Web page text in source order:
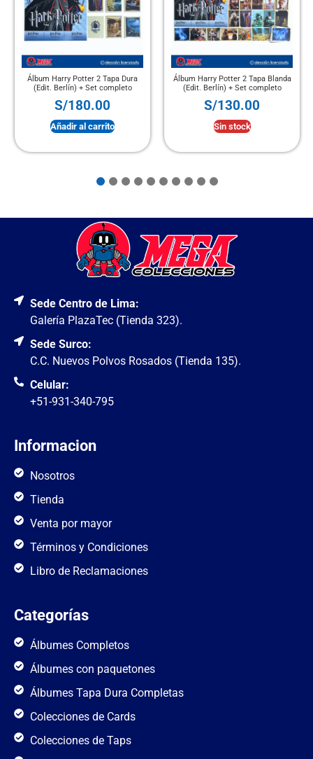
Álbum Harry Potter 2 Tapa Dura
(Edit. Berlín) + Set completo
S/180.00
Añadir al carrito
Álbum Harry Potter 2 Tapa Blanda
(Edit. Berlín) + Set completo
S/130.00
Sin stock
Sede Centro de Lima:
Galería PlazaTec (Tienda 323).
Sede Surco:
C.C. Nuevos Polvos Rosados (Tienda 135).
Celular:
+51-931-340-795
Informacion
Nosotros
Tienda
Venta por mayor
Términos y Condiciones
Libro de Reclamaciones
Categorías
Álbumes Completos
Álbumes con paquetones
Álbumes Tapa Dura Completas
Colecciones de Cards
Colecciones de Taps